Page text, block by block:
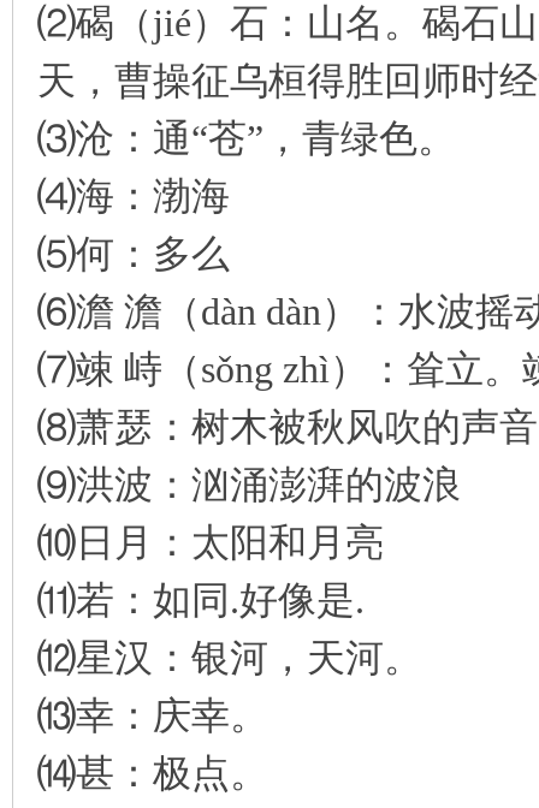
⑵碣（jié）石：山名。碣石
天，曹操征乌桓得胜回师时
⑶沧：通“苍”，青绿色。
⑷海：渤海
⑸何：多么
⑹澹 澹（dàn dàn）：水波摇
⑺竦 峙（sǒng zhì）：耸立。
⑻萧瑟：树木被秋风吹的声
⑼洪波：汹涌澎湃的波浪
⑽日月：太阳和月亮
⑾若：如同.好像是.
⑿星汉：银河，天河。
⒀幸：庆幸。
⒁甚：极点。